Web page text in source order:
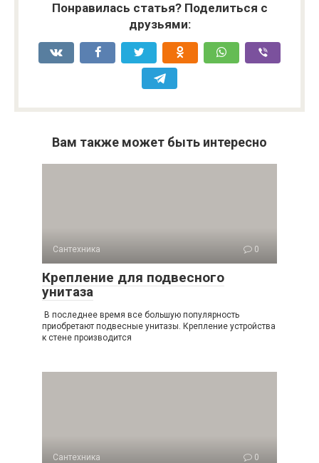
Понравилась статья? Поделиться с
друзьями:
Вам также может быть интересно
Сантехника 0
Крепление для подвесного
унитаза
В последнее время все большую популярность
приобретают подвесные унитазы. Крепление устройства
к стене производится
Сантехника 0